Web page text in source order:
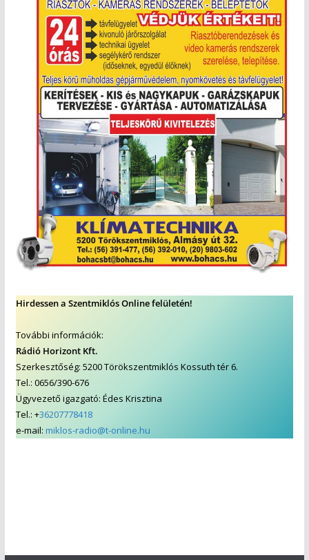
Hirdessen a Szentmiklós Online felületén!
További információk:
Rádió Horizont Kft.
Szerkesztőség: 5200 Törökszentmiklós Kossuth tér 6.
Tel.: 0656/390-676
Ügyvezető igazgató: Édes Krisztina
Tel.: +36207778418
e-mail: miklos-radio@t-online.hu